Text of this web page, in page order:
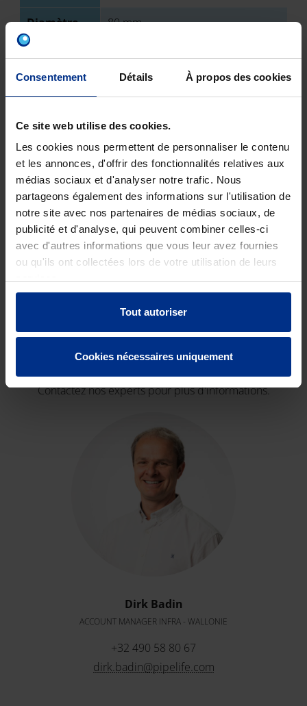
Consentement Détails À propos des cookies
Ce site web utilise des cookies.
Les cookies nous permettent de personnaliser le contenu
et les annonces, d'offrir des fonctionnalités relatives aux
médias sociaux et d'analyser notre trafic. Nous
partageons également des informations sur l'utilisation de
notre site avec nos partenaires de médias sociaux, de
publicité et d'analyse, qui peuvent combiner celles-ci
avec d'autres informations que vous leur avez fournies
ou qu'ils ont collectées lors de votre utilisation de leurs
Tout autoriser
Cookies nécessaires uniquement
Diamètre 80 mm
Type
raccord 1
Mâle
N° de pièces 10
Poids brut 272
Code de
réduction
O31
DOWNLOADS
CONTACTEZ-NOUS
Contactez nos experts pour plus d'informations.
Dirk Badin
ACCOUNT MANAGER INFRA - WALLONIE
+32 490 58 80 67
dirk.badin@pipelife.com